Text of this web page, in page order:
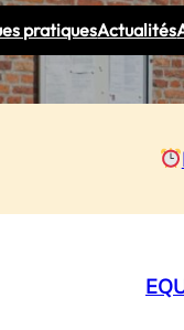
pratiquesActualités